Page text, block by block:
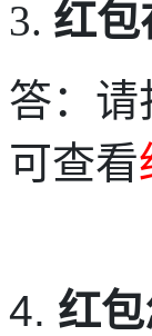
3. 红包
答：请
可查看
4. 红